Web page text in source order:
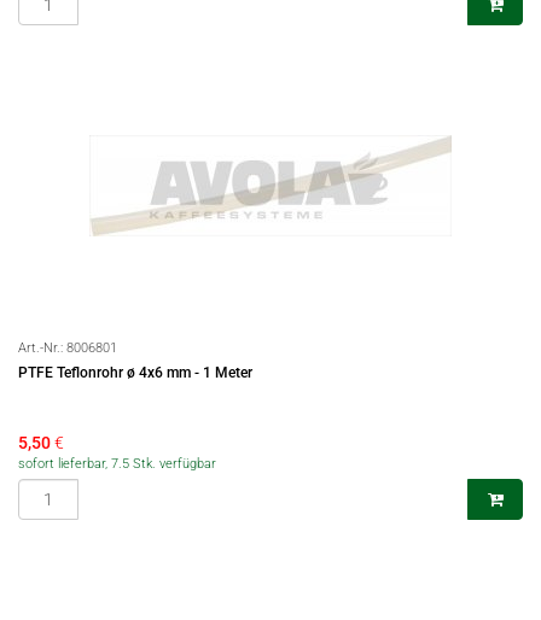
Art.-Nr.: 8006801
PTFE Teflonrohr ø 4x6 mm - 1 Meter
5,50€
sofort lieferbar, 7.5 Stk. verfügbar